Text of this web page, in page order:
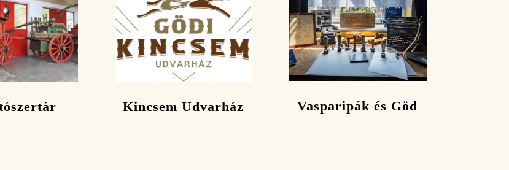
Kincsem Udvarház Vasparipák és Göd